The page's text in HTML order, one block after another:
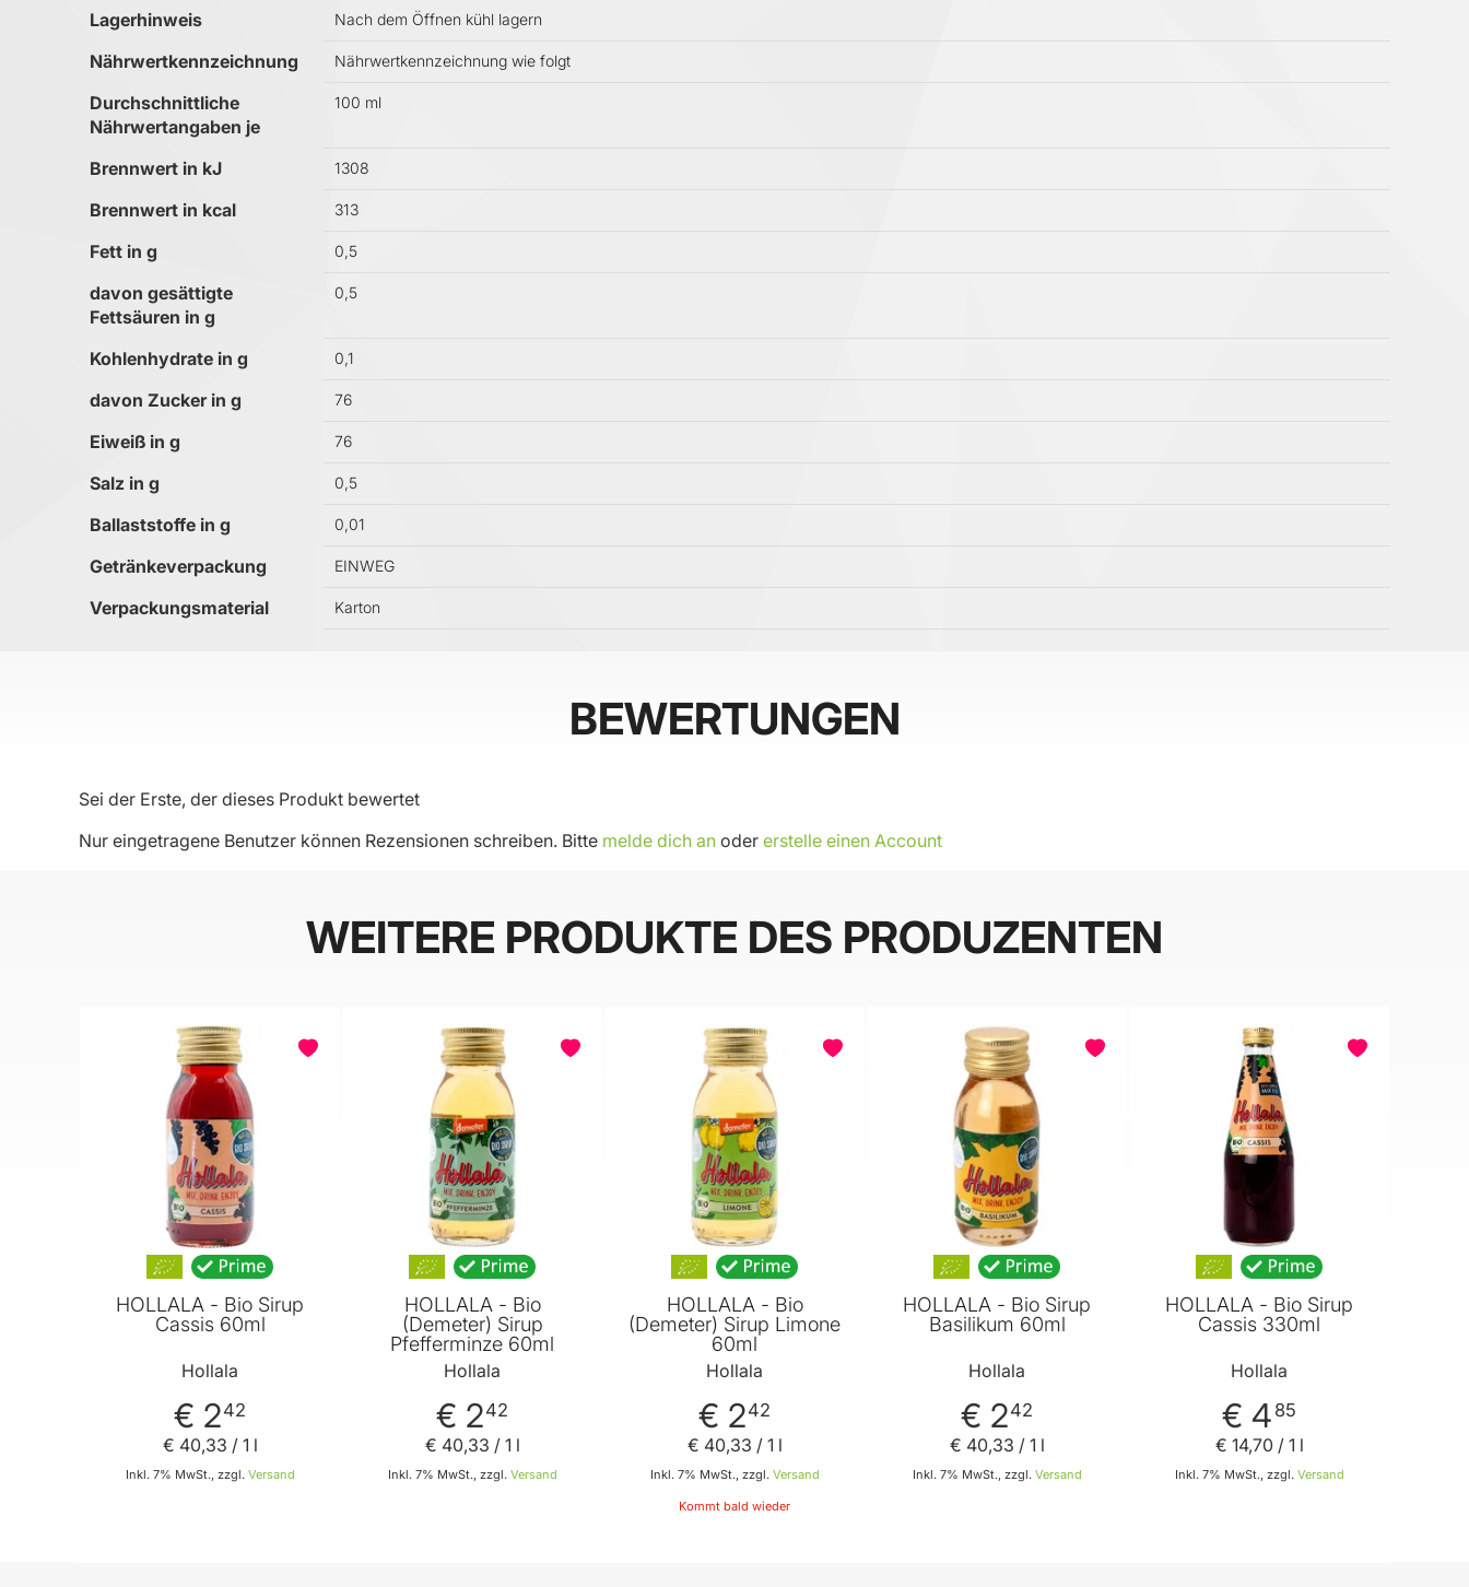
Lagerhinweis Nach dem Öffnen kühl lagern
Nährwertkennzeichnung Nährwertkennzeichnung wie folgt
Durchschnittliche
Nährwertangaben je
100 ml
Brennwert in kJ 1308
Brennwert in kcal 313
Fett in g 0,5
davon gesättigte
Fettsäuren in g
0,5
Kohlenhydrate in g 0,1
davon Zucker in g 76
Eiweiß in g 76
Salz in g 0,5
Ballaststoffe in g 0,01
Getränkeverpackung EINWEG
Verpackungsmaterial Karton
BEWERTUNGEN
Sei der Erste, der dieses Produkt bewertet
Nur eingetragene Benutzer können Rezensionen schreiben. Bitte melde dich an oder erstelle einen Account
WEITERE PRODUKTE DES PRODUZENTEN
HOLLALA - Bio Sirup
Cassis 60ml
Hollala
€ 242
Inkl. 7% MwSt., zzgl. Versand
€ 40,33 / 1 l
HOLLALA - Bio
(Demeter) Sirup
Pfefferminze 60ml
Hollala
€ 242
Inkl. 7% MwSt., zzgl. Versand
€ 40,33 / 1 l
HOLLALA - Bio
(Demeter) Sirup Limone
60ml
Hollala
€ 242
Inkl. 7% MwSt., zzgl. Versand
€ 40,33 / 1 l
Kommt bald wieder
HOLLALA - Bio Sirup
Basilikum 60ml
Hollala
€ 242
Inkl. 7% MwSt., zzgl. Versand
€ 40,33 / 1 l
HOLLALA - Bio Sirup
Cassis 330ml
Hollala
€ 4 85
Inkl. 7% MwSt., zzgl. Versand
€ 14,70/ 1 l